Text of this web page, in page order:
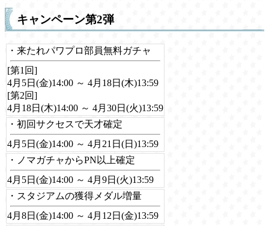
キャンペーン第2弾
・来たれパワプロ部員無料ガチャ
[第1回]
4月5日(金)14:00 ～ 4月18日(木)13:59
[第2回]
4月18日(木)14:00 ～ 4月30日(火)13:59
・初回サクセスで天才確定
4月5日(金)14:00 ～ 4月21日(日)13:59
・ノマガチャからPN以上確定
4月5日(金)14:00 ～ 4月9日(火)13:59
・スタジアムの獲得メダル増量
4月8日(金)14:00 ～ 4月12日(金)13:59